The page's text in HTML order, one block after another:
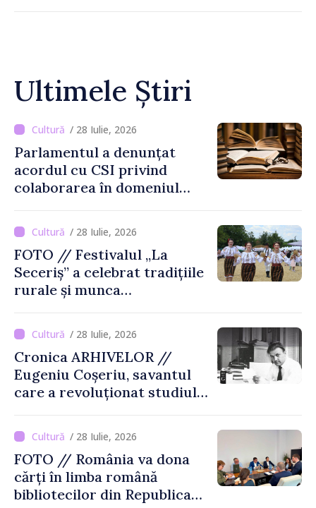
Ultimele Știri
/ 28 Iulie, 2026
Parlamentul a denunțat
acordul cu CSI privind
colaborarea în domeniul
/ 28 Iulie, 2026
FOTO // Festivalul „La
Seceriș” a celebrat tradițiile
rurale și munca
/ 28 Iulie, 2026
Cronica ARHIVELOR //
Eugeniu Coșeriu, savantul
care a revoluționat studiul
/ 28 Iulie, 2026
FOTO // România va dona
cărți în limba română
bibliotecilor din Republica